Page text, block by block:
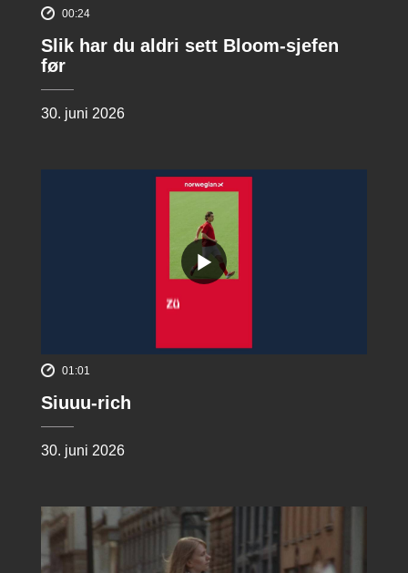
00:24
Slik har du aldri sett Bloom-sjefen
før
30. juni 2026
01:01
Siuuu-rich
30. juni 2026